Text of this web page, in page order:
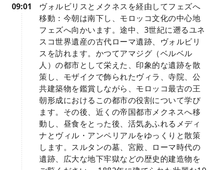
09:01
ヴォルビリスとメクネスを経由してフェズへ
移動：今朝は南下し、モロッコ文化の中心地
フェズへ向かいます。途中、3世紀に遡るユネ
スコ世界遺産の古代ローマ遺跡、ヴォルビリ
スを訪れます。かつてアマジグ（ベルベル
人）の都市として栄えた、印象的な遺跡を散
策し、モザイクで飾られたヴィラ、寺院、公
共建築物を鑑賞しながら、モロッコ最古の王
朝形成におけるこの都市の役割について学び
ます。その後、近くの帝国都市メクネスへ移
動し、昼食をとった後、活気あふれるメディ
ナとヴィル・アンペリアルをゆっくりと散策
します。スルタンの墓、宮殿、ローマ時代の
遺跡、広大な地下牢獄などの歴史的建造物を